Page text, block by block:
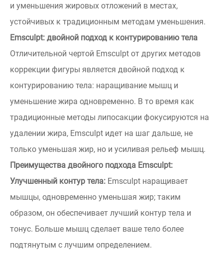
и уменьшения жировых отложений в местах,
устойчивых к традиционным методам уменьшения.
Emsculpt: двойной подход к контурированию тела
Отличительной чертой Emsculpt от других методов
коррекции фигуры является двойной подход к
контурированию тела: наращивание мышц и
уменьшение жира одновременно. В то время как
традиционные методы липосакции фокусируются на
удалении жира, Emsculpt идет на шаг дальше, не
только уменьшая жир, но и усиливая рельеф мышц.
Преимущества двойного подхода Emsculpt:
Улучшенный контур тела: Emsculpt наращивает
мышцы, одновременно уменьшая жир; таким
образом, он обеспечивает лучший контур тела и
тонус. Больше мышц сделает ваше тело более
подтянутым с лучшим определением.